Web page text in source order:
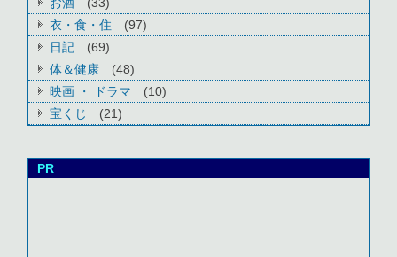
お酒
(33)
衣・食・住
(97)
日記
(69)
体＆健康
(48)
映画 ・ ドラマ
(10)
宝くじ
(21)
PR